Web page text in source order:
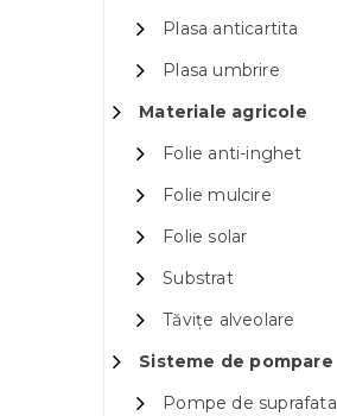
Plasa anticartita
Plasa umbrire
Materiale agricole
Folie anti-inghet
Folie mulcire
Folie solar
Substrat
Tăvițe alveolare
Sisteme de pompare
Pompe de suprafata